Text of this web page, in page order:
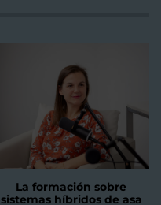
La formación sobre
sistemas híbridos de asa